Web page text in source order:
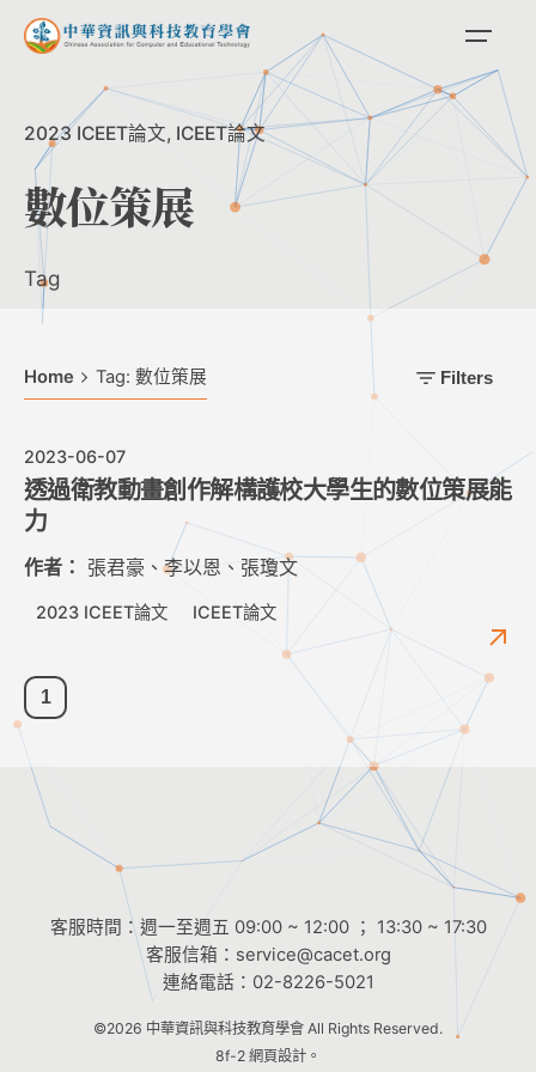
Skip
2023 ICEET論文 ICEET論文
數位策展
Tag
Home Tag: 數位策展 Filters
2023-06-07
透過衛教動畫創作解構護校大學生的數位策展能
力
作者： 張君豪、李以恩、張瓊文
2023 ICEET論文 ICEET論文
1
客服時間：週一至週五 09:00 ~ 12:00 ； 13:30 ~ 17:30
客服信箱： service@cacet.org
連絡電話： 02-8226-5021
©2026 中華資訊與科技教育學會 All Rights Reserved.
8f-2 網頁設計。